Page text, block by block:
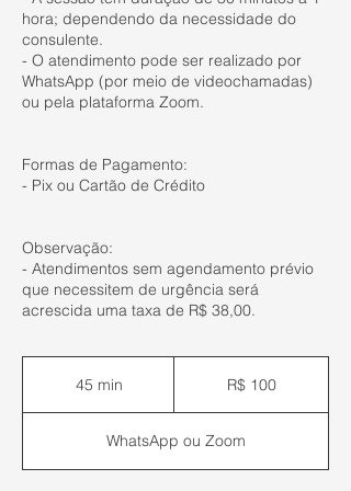
hora; dependendo da necessidade do
consulente.
- O atendimento pode ser realizado por
WhatsApp (por meio de videochamadas)
ou pela plataforma Zoom.
Formas de Pagamento:
- Pix ou Cartão de Crédito
Observação:
- Atendimentos sem agendamento prévio
que necessitem de urgência será
acrescida uma taxa de R$ 38,00.
45 min
i
n
R$ 100
WhatsApp ou Zoom